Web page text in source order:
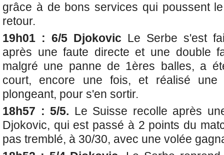
grâce à de bons services qui poussent
retour.
19h01 : 6/5 Djokovic Le Serbe s'est
après une faute directe et une double
malgré une panne de 1ères balles, a
court, encore une fois, et réalisé une
plongeant, pour s'en sortir.
18h57 : 5/5. Le Suisse recolle après
Djokovic, qui est passé à 2 points du
pas tremblé, à 30/30, avec une volée